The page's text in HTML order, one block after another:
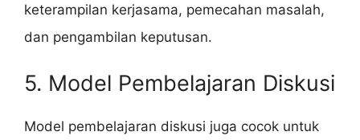
keterampilan kerjasama, pemecahan masalah,
dan pengambilan keputusan.
5. Model Pembelajaran Diskusi
Model pembelajaran diskusi juga cocok untuk